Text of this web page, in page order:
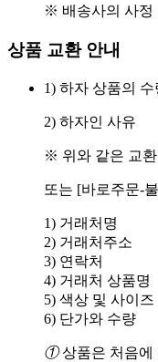
※ 배송사의 사정
상품 교환 안내
1) 하자 상품의 수
2) 하자인 사유
※ 위와 같은 교환
또는 [바로주문-
1) 거래처명
2) 거래처주소
3) 연락처
4) 거래처 상품명
5) 색상 및 사이즈
6) 단가와 수량
①상품은 처음에